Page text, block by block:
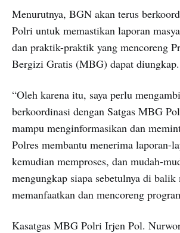
Menurutnya, BGN akan terus
Polri untuk memastikan laporan
dan praktik-praktik yang mencoreng
Bergizi Gratis (MBG) dapat diungkap.
“Oleh karena itu, saya perlu
berkoordinasi dengan Satgas MBG
mampu menginformasikan dan
Polres membantu menerima laporan-
kemudian memproses, dan mudah-
mengungkap siapa sebetulnya di balik
memanfaatkan dan mencoreng
Kasatgas MBG Polri Irjen Pol.